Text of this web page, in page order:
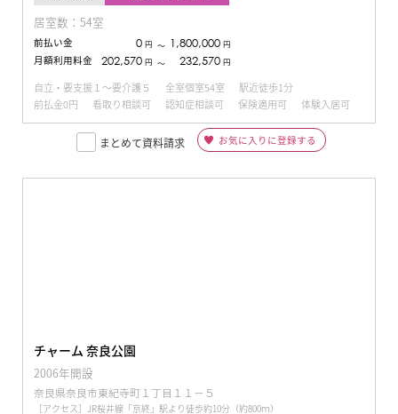
居室数：54室
前払い金 0 円 〜 1,800,000 円
月額利用料金 202,570 円 〜 232,570 円
自立・要支援１～要介護５ 全室個室54室
駅近徒歩1分
前払金0円
看取り相談可 認知症相談可 保険適用可 体験入居可
まとめて資料請求 お気に入りに登録する
チャーム 奈良公園
2006年開設
奈良県奈良市東紀寺町１丁目１１−５
［アクセス］JR桜井線「京終」駅より徒歩約10分（約800ｍ）